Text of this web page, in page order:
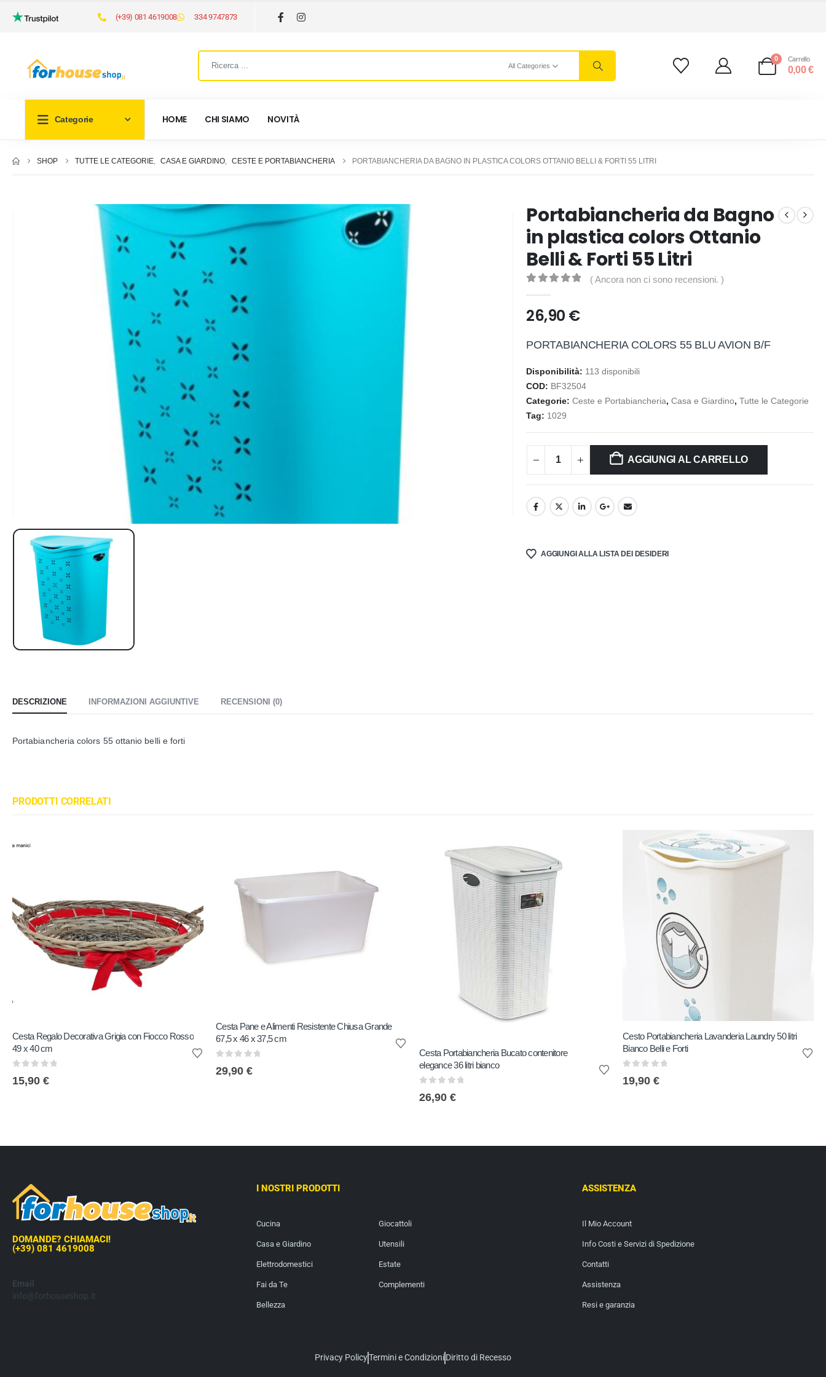
(+39) 081 4619008 334 9747873
All Categories
0 Carrello
0,00€
Categorie HOME CHI SIAMO NOVITÀ
SHOP TUTTE LE CATEGORIE, CASA E GIARDINO, CESTE E PORTABIANCHERIA PORTABIANCHERIA DA BAGNO IN PLASTICA COLORS OTTANIO BELLI & FORTI 55 LITRI
Portabiancheria da Bagno
in plastica colors Ottanio
Belli & Forti 55 Litri
( Ancora non ci sono recensioni. )
26,90 €
PORTABIANCHERIA COLORS 55 BLU AVION B/F
Disponibilità: 113 disponibili
COD: BF32504
Categorie:Ceste e Portabiancheria,Casa e Giardino,Tutte le Categorie
Tag: 1029
AGGIUNGI AL CARRELLO
AGGIUNGI ALLA LISTA DEI DESIDERI
DESCRIZIONE INFORMAZIONI AGGIUNTIVE RECENSIONI (0)
Portabiancheria colors 55 ottanio belli e forti
PRODOTTI CORRELATI
Cesta Regalo Decorativa Grigia con Fiocco Rosso
49 x 40 cm
15,90 €
Cesta Pane e Alimenti Resistente Chiusa Grande
67,5 x 46 x 37,5 cm
29,90 €
Cesta Portabiancheria Bucato contenitore
elegance 36 litri bianco
26,90 €
Cesto Portabiancheria Lavanderia Laundry 50 litri
Bianco Belli e Forti
19,90 €
DOMANDE? CHIAMACI!
(+39) 081 4619008
Email
info@forhouseshop.it
I NOSTRI PRODOTTI
Cucina
Casa e Giardino
Elettrodomestici
Fai da Te
Bellezza
Giocattoli
Utensili
Estate
Complementi
ASSISTENZA
Il Mio Account
Info Costi e Servizi di Spedizione
Contatti
Assistenza
Resi e garanzia
Privacy PolicyTermini e CondizioniDiritto di Recesso